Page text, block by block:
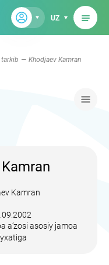
UZ
Khodjaev Kamran
Kamran
aʼzosi asosiy jamoa